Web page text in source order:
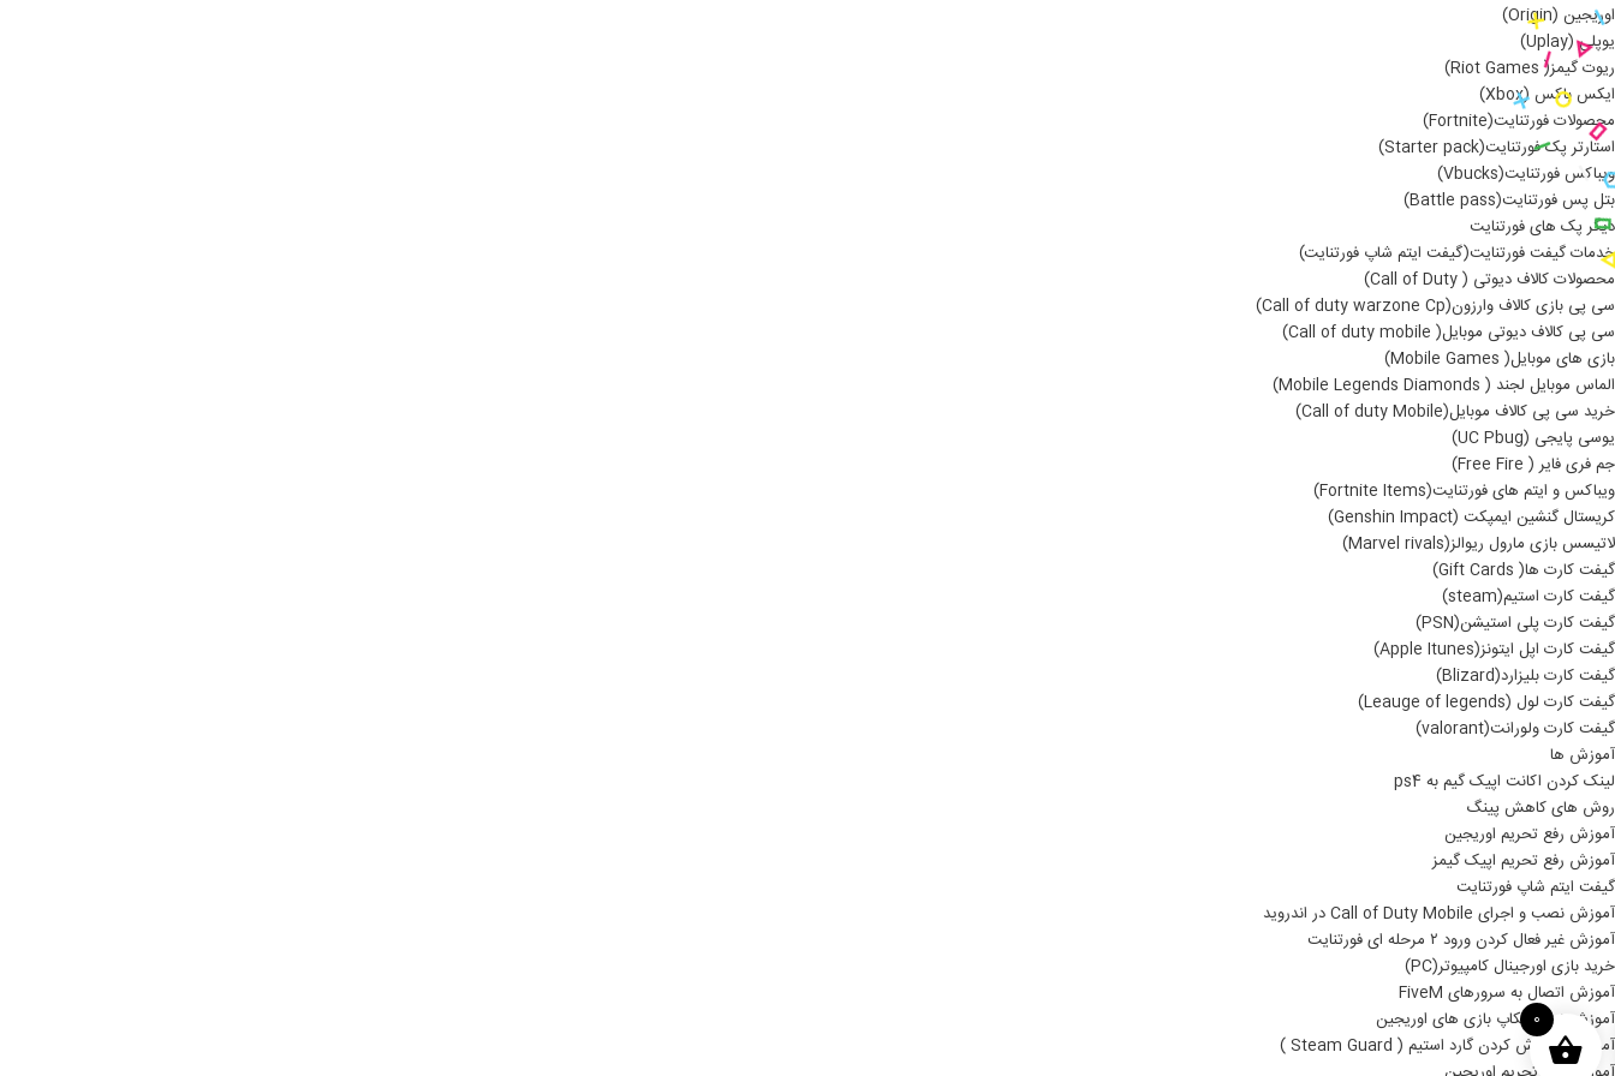
اوریجین (Origin)
یوپلی (Uplay)
ریوت گیمز( Riot Games)
ایکس باکس (Xbox)
محصولات فورتنایت(Fortnite)
استارتر پک فورتنایت(Starter pack)
ویباکس فورتنایت(Vbucks)
بتل پس فورتنایت(Battle pass)
دیگر پک های فورتنایت
خدمات گیفت فورتنایت(گیفت ایتم شاپ فورتنایت)
محصولات کالاف دیوتی ( Call of Duty)
سی پی بازی کالاف وارزون(Call of duty warzone Cp)
سی پی کالاف دیوتی موبایل( Call of duty mobile)
بازی های موبایل( Mobile Games)
الماس موبایل لجند ( Mobile Legends Diamonds)
خرید سی پی کالاف موبایل(Call of duty Mobile)
یوسی پایجی (UC Pbug)
جم فری فایر ( Free Fire)
ویباکس و ایتم های فورتنایت(Fortnite Items)
کریستال گنشین ایمپکت (Genshin Impact)
لاتیسس بازی مارول ریوالز(Marvel rivals)
گیفت کارت ها( Gift Cards)
گیفت کارت استیم(steam)
گیفت کارت پلی استیشن(PSN)
گیفت کارت اپل ایتونز(Apple Itunes)
گیفت کارت بلیزارد(Blizard)
گیفت کارت لول (Leauge of legends)
گیفت کارت ولورانت(valorant)
آموزش ها
لینک کردن اکانت اپیک گیم به ps4
روش های کاهش پینگ
آموزش رفع تحریم اوریجین
آموزش رفع تحریم اپیک گیمز
گیفت ایتم شاپ فورتنایت
آموزش نصب و اجرای Call of Duty Mobile در اندروید
آموزش غیر فعال کردن ورود ۲ مرحله ای فورتنایت
خرید بازی اورجینال کامپیوتر(PC)
آموزش اتصال به سرورهای FiveM
آموزش نصب بکاپ بازی های اوریجین
آموزش خاموش کردن گارد استیم ( Steam Guard )
0